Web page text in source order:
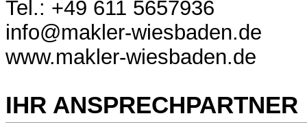
Tel.: +49 611 5657936
info@makler-wiesbaden.de
www.makler-wiesbaden.de
IHR ANSPRECHPARTNER